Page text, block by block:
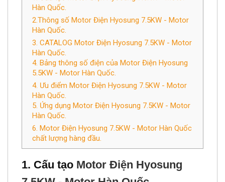
2.Thông số Motor Điện Hyosung 7.5KW - Motor
Hàn Quốc.
3. CATALOG Motor Điện Hyosung 7.5KW - Motor
Hàn Quốc.
4. Bảng thông số điện của Motor Điện Hyosung
5.5KW - Motor Hàn Quốc.
4. Ưu điểm Motor Điện Hyosung 7.5KW - Motor
Hàn Quốc.
5. Ứng dụng Motor Điện Hyosung 7.5KW - Motor
Hàn Quốc.
6. Motor Điện Hyosung 7.5KW - Motor Hàn Quốc
chất lượng hàng đầu.
1. Cấu tạoMotor Điện Hyosung
7.5KW - Motor Hàn Quốc.